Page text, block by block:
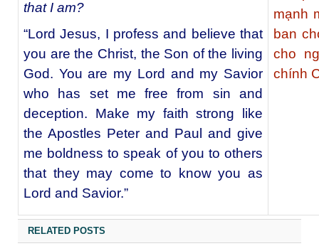
that I am?
“Lord Jesus, I profess and believe that
you are the Christ, the Son of the living
God. You are my Lord and my Savior
who has set me free from sin and
deception. Make my faith strong like
the Apostles Peter and Paul and give
me boldness to speak of you to others
that they may come to know you as
Lord and Savior.”
mạnh
ban
cho
chính
RELATED POSTS